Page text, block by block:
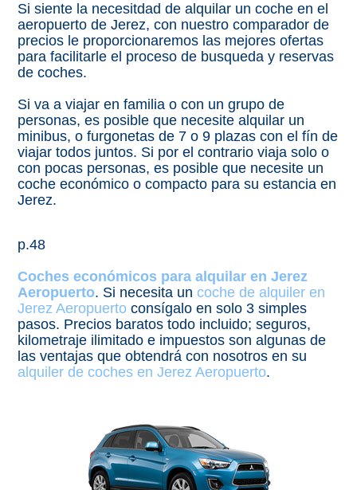
Si siente la necesitdad de alquilar un coche en el
aeropuerto de Jerez, con nuestro comparador de
precios le proporcionaremos las mejores ofertas
para facilitarle el proceso de busqueda y reservas
de coches.
Si va a viajar en familia o con un grupo de
personas, es posible que necesite alquilar un
minibus, o furgonetas de 7 o 9 plazas con el fín de
viajar todos juntos. Si por el contrario viaja solo o
con pocas personas, es posible que necesite un
coche económico o compacto para su estancia en
Jerez.
p.48
Coches económicos para alquilar en Jerez
Aeropuerto. Si necesita uncoche de alquiler en
Jerez Aeropuerto consígalo en solo 3 simples
pasos. Precios baratos todo incluido; seguros,
kilometraje ilimitado e impuestos son algunas de
las ventajas que obtendrá con nosotros en su
alquiler de coches en Jerez Aeropuerto.